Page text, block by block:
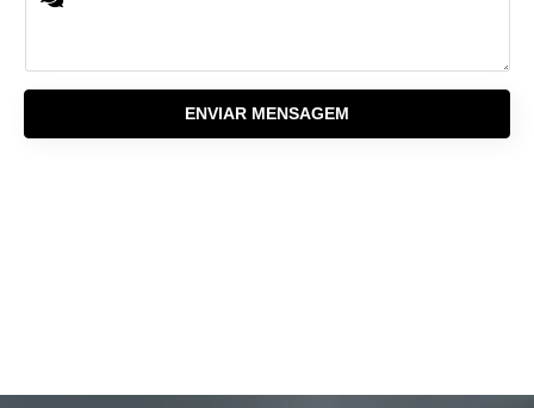
ENVIAR MENSAGEM